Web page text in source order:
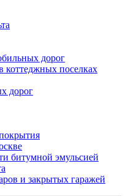
дорог
коттеджных поселках
дорог
битумной эмульсией
и закрытых гаражей